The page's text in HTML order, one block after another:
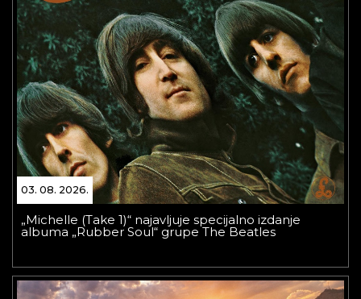
03. 08. 2026.
„Michelle (Take 1)“ najavljuje specijalno izdanje
albuma „Rubber Soul“ grupe The Beatles